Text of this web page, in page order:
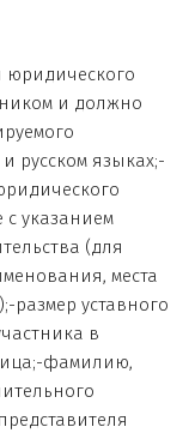
юридического
и должно
русском языках;-
указанием
(для
места
уставного
в
фамилию,